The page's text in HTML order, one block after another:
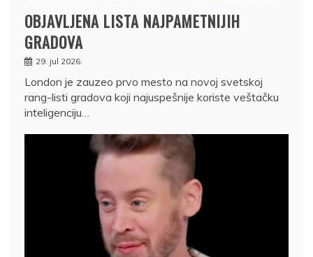
OBJAVLJENA LISTA NAJPAMETNIJIH
GRADOVA
29. jul 2026.
London je zauzeo prvo mesto na novoj svetskoj
rang-listi gradova koji najuspešnije koriste veštačku
inteligenciju…